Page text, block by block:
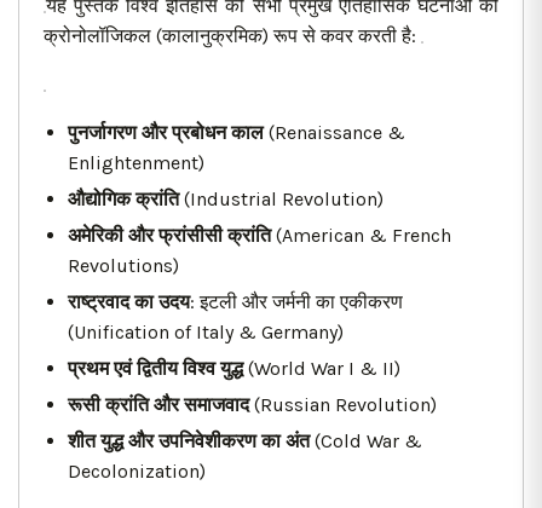
यह पुस्तक विश्व इतिहास की सभी प्रमुख ऐतिहासिक घटनाओं को
क्रोनोलॉजिकल (कालानुक्रमिक) रूप से कवर करती है:
पुनर्जागरण और प्रबोधन काल(Renaissance &
Enlightenment)
औद्योगिक क्रांति(Industrial Revolution)
अमेरिकी और फ्रांसीसी क्रांति(American & French
Revolutions)
राष्ट्रवाद का उदय: इटली और जर्मनी का एकीकरण
(Unification of Italy & Germany)
प्रथम एवं द्वितीय विश्व युद्ध(World War I & II)
रूसी क्रांति और समाजवाद(Russian Revolution)
शीत युद्ध और उपनिवेशीकरण का अंत(Cold War &
Decolonization)